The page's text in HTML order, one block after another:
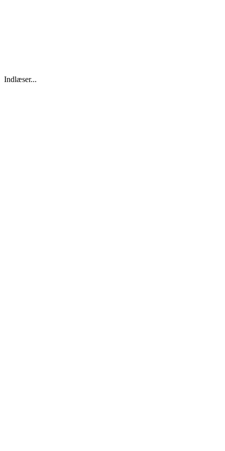
Indlæser...